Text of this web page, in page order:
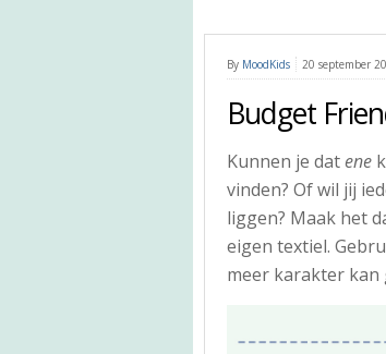
By MoodKids 20 september
Budget
Kunnen je datene
vinden? Of wil jij
liggen? Maak het
eigen textiel.
meer karakter kan